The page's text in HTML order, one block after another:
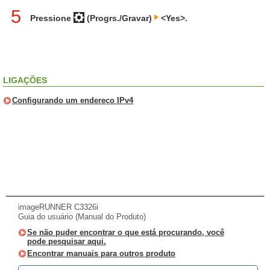
5 Pressione (Progrs./Gravar) <Yes>.
LIGAÇÕES
Configurando um endereço IPv4
imageRUNNER C3326i
Guia do usuário (Manual do Produto)
Se não puder encontrar o que está procurando, você
pode pesquisar aqui.
Encontrar manuais para outros produto